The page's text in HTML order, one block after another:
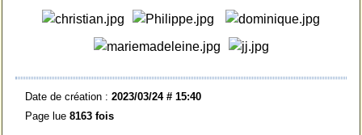
Date de création : 2023/03/24 # 15:40
Page lue 8163 fois